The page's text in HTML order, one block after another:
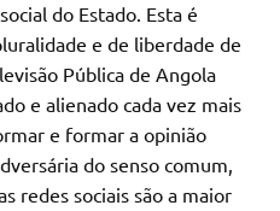
do Estado. Esta é
e de liberdade de
Pública de Angola
e alienado cada vez mais
e formar a opinião
do senso comum,
redes sociais são a maior